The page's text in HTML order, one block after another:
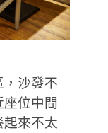
沙發不
位中間
來不太